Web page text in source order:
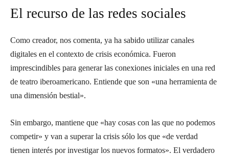
El recurso de las redes sociales
Como creador, nos comenta, ya ha sabido utilizar canales
digitales en el contexto de crisis económica. Fueron
imprescindibles para generar las conexiones iniciales en una red
de teatro iberoamericano. Entiende que son «una herramienta de
una dimensión bestial».
Sin embargo, mantiene que «hay cosas con las que no podemos
competir» y van a superar la crisis sólo los que «de verdad
tienen interés por investigar los nuevos formatos». El verdadero